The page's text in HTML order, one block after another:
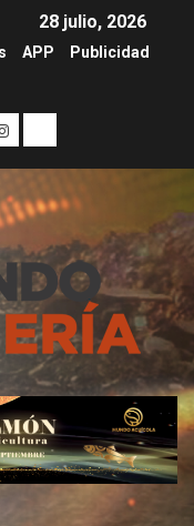
28 julio, 2026
APP
Publicidad